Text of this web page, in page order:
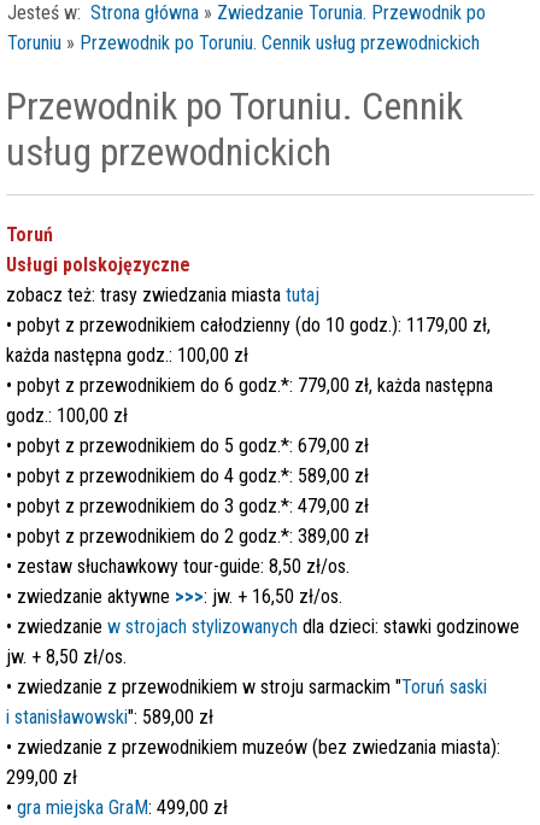
Jesteś w: Strona główna » Zwiedzanie Torunia. Przewodnik po
Toruniu » Przewodnik po Toruniu. Cennik usług przewodnickich
Przewodnik po Toruniu. Cennik
usług przewodnickich
Toruń
Usługi polskojęzyczne
zobacz też: trasy zwiedzania miasta tutaj
• pobyt z przewodnikiem całodzienny (do 10 godz.): 1179,00 zł,
każda następna godz.: 100,00 zł
• pobyt z przewodnikiem do 6 godz.*: 779,00 zł, każda następna
godz.: 100,00 zł
• pobyt z przewodnikiem do 5 godz.*: 679,00 zł
• pobyt z przewodnikiem do 4 godz.*: 589,00 zł
• pobyt z przewodnikiem do 3 godz.*: 479,00 zł
• pobyt z przewodnikiem do 2 godz.*: 389,00 zł
• zestaw słuchawkowy tour-guide: 8,50 zł/os.
• zwiedzanie aktywne >>>: jw. + 16,50 zł/os.
• zwiedzanie w strojach stylizowanych dla dzieci: stawki godzinowe
jw. + 8,50 zł/os.
• zwiedzanie z przewodnikiem w stroju sarmackim "Toruń saski
i stanisławowski": 589,00 zł
• zwiedzanie z przewodnikiem muzeów (bez zwiedzania miasta):
299,00 zł
• gra miejska GraM: 499,00 zł